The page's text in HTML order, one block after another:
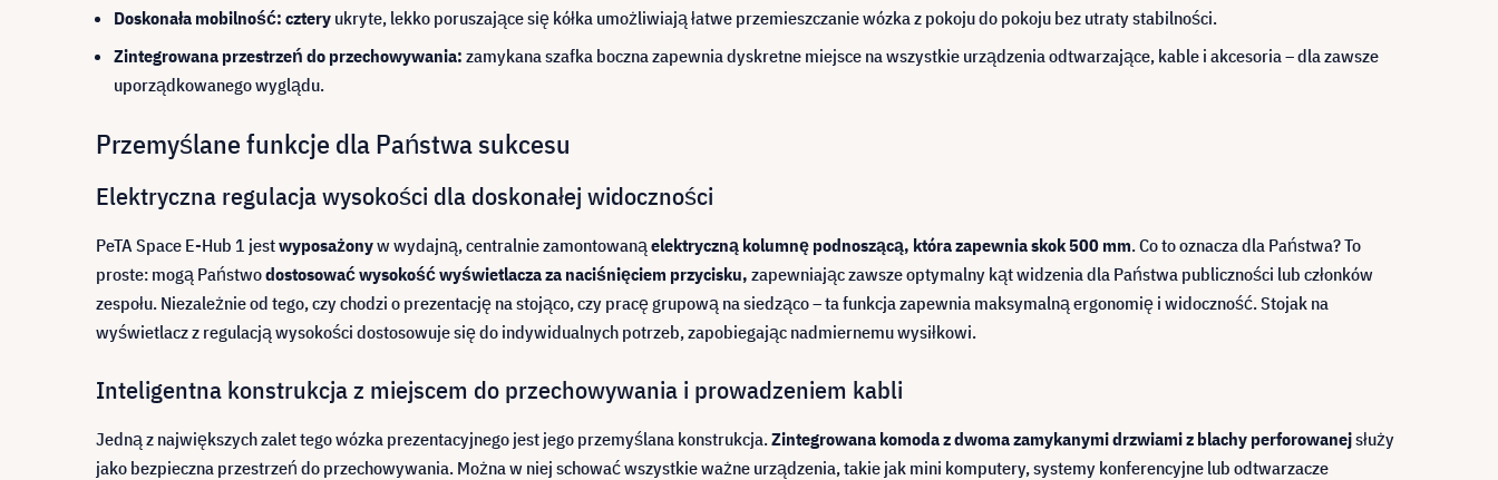
Doskonała mobilność: cztery ukryte, lekko poruszające się kółka umożliwiają łatwe przemieszczanie wózka z pokoju do pokoju bez utraty stabilności.
Zintegrowana przestrzeń do przechowywania: zamykana szafka boczna zapewnia dyskretne miejsce na wszystkie urządzenia odtwarzające, kable i akcesoria – dla zawsze
uporządkowanego wyglądu.
Przemyślane funkcje dla Państwa sukcesu
Elektryczna regulacja wysokości dla doskonałej widoczności
PeTA Space E-Hub 1 jestwyposażonyw wydajną, centralnie zamontowanąelektryczną kolumnę podnoszącą, która zapewnia skok 500 mm. Co to oznacza dla Państwa? To
proste: mogą Państwodostosować wysokość wyświetlacza za naciśnięciem przycisku, zapewniając zawsze optymalny kąt widzenia dla Państwa publiczności lub członków
zespołu. Niezależnie od tego, czy chodzi o prezentację na stojąco, czy pracę grupową na siedząco – ta funkcja zapewnia maksymalną ergonomię i widoczność. Stojak na
wyświetlacz z regulacją wysokości dostosowuje się do indywidualnych potrzeb, zapobiegając nadmiernemu wysiłkowi.
Inteligentna konstrukcja z miejscem do przechowywania i prowadzeniem kabli
Jedną z największych zalet tego wózka prezentacyjnego jest jego przemyślana konstrukcja.Zintegrowana komoda z dwoma zamykanymi drzwiami z blachy perforowanejsłuży
jako bezpieczna przestrzeń do przechowywania. Można w niej schować wszystkie ważne urządzenia, takie jak mini komputery, systemy konferencyjne lub odtwarzacze